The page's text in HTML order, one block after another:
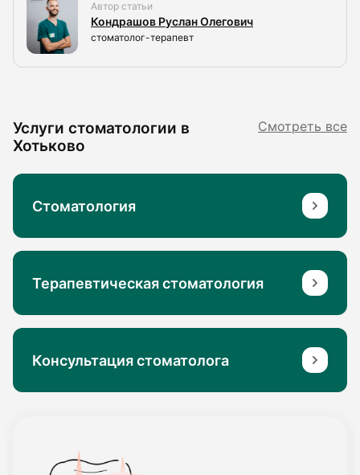
Автор статьи
Кондрашов Руслан Олегович
стоматолог-терапевт
Услуги стоматологии в
Хотьково
Смотреть все
Стоматология
Терапевтическая стоматология
Консультация стоматолога